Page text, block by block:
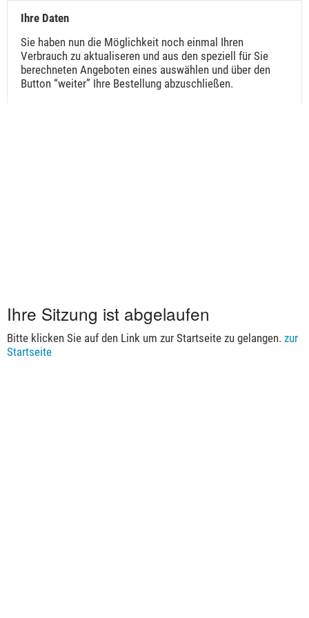
Ihre Daten
Sie haben nun die Möglichkeit noch einmal Ihren
Verbrauch zu aktualiseren und aus den speziell für Sie
berechneten Angeboten eines auswählen und über den
Button “weiter” Ihre Bestellung abzuschließen.
Ihre Sitzung ist abgelaufen
Bitte klicken Sie auf den Link um zur Startseite zu gelangen. zur
Startseite